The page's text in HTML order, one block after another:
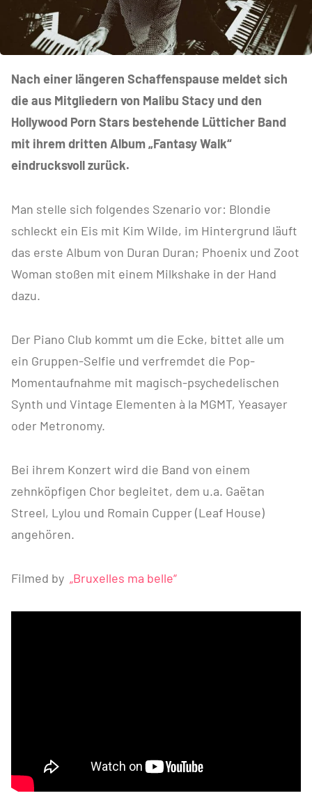
Nach einer längeren Schaffenspause meldet sich
die aus Mitgliedern von Malibu Stacy und den
Hollywood Porn Stars bestehende Lütticher Band
mit ihrem dritten Album „Fantasy Walk“
eindrucksvoll zurück.
Man stelle sich folgendes Szenario vor: Blondie
schleckt ein Eis mit Kim Wilde, im Hintergrund läuft
das erste Album von Duran Duran; Phoenix und Zoot
Woman stoßen mit einem Milkshake in der Hand
dazu.
Der Piano Club kommt um die Ecke, bittet alle um
ein Gruppen-Selfie und verfremdet die Pop-
Momentaufnahme mit magisch-psychedelischen
Synth und Vintage Elementen à la MGMT, Yeasayer
oder Metronomy.
Bei ihrem Konzert wird die Band von einem
zehnköpfigen Chor begleitet, dem u.a. Gaëtan
Streel, Lylou und Romain Cupper (Leaf House)
angehören.
Filmed by „Bruxelles ma belle“